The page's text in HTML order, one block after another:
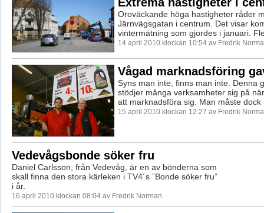
Oroväckande höga hastigheter råder
Järnvägsgatan i centrum. Det visar
vintermätning som gjordes i januari.
14 april 2010 klockan 10:54 av Fredrik
Vågad marknadsföring
Syns man inte, finns man inte. Denna
stödjer många verksamheter sig på
att marknadsföra sig. Man måste dock
15 april 2010 klockan 12:27 av Fredrik
Vedevågsbonde söker fru
Daniel Carlsson, från Vedevåg, är en av bönderna som
skall finna den stora kärleken i TV4´s ”Bonde söker fru”
i år.
16 april 2010 klockan 08:04 av Fredrik Norman